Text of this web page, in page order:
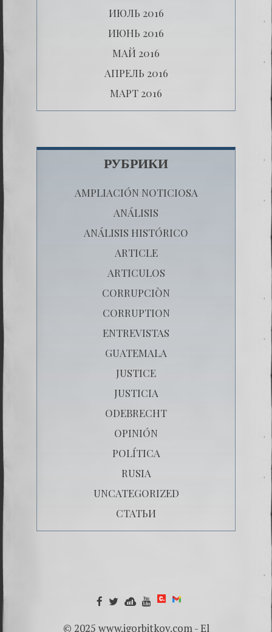
ИЮЛЬ 2016
ИЮНЬ 2016
МАЙ 2016
АПРЕЛЬ 2016
МАРТ 2016
РУБРИКИ
AMPLIACIÓN NOTICIOSA
ANÁLISIS
ANÁLISIS HISTÓRICO
ARTICLE
ARTICULOS
CORRUPCIÒN
CORRUPTION
ENTREVISTAS
GUATEMALA
JUSTICE
JUSTICIA
ODEBRECHT
OPINIÓN
POLÍTICA
RUSIA
UNCATEGORIZED
СТАТЬИ
© 2025 www.igorbitkov.com - El